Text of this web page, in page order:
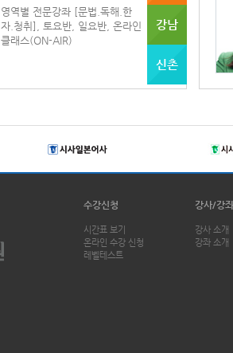
영역별 전문강좌 [문법.독해.한
자.청취], 토요반, 일요반, 온라인
클래스(ON-AIR)
강남
신촌
수강신청
시간표 보기
온라인 수강 신청
레벨테스트
강사/강좌
강사 소개
강좌 소개